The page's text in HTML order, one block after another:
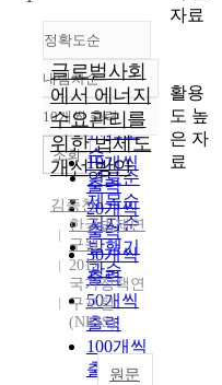
정확도순
정확도
순
인기도
순
연도순
제목순
저자순
발행기
관순
내림차순
내림차순
10개씩 출력
10개씩
출력
20개씩
출력
30개씩
출력
50개씩
출력
100개씩
출력
조회
글로벌사회
에서 에너지
수요관리를
위한 법제도
개선 방안
김종천
한국법제연
구원
2012
국가정책연
구포털
(NKIS)
원문
자료
활용
도 높
은 자
료